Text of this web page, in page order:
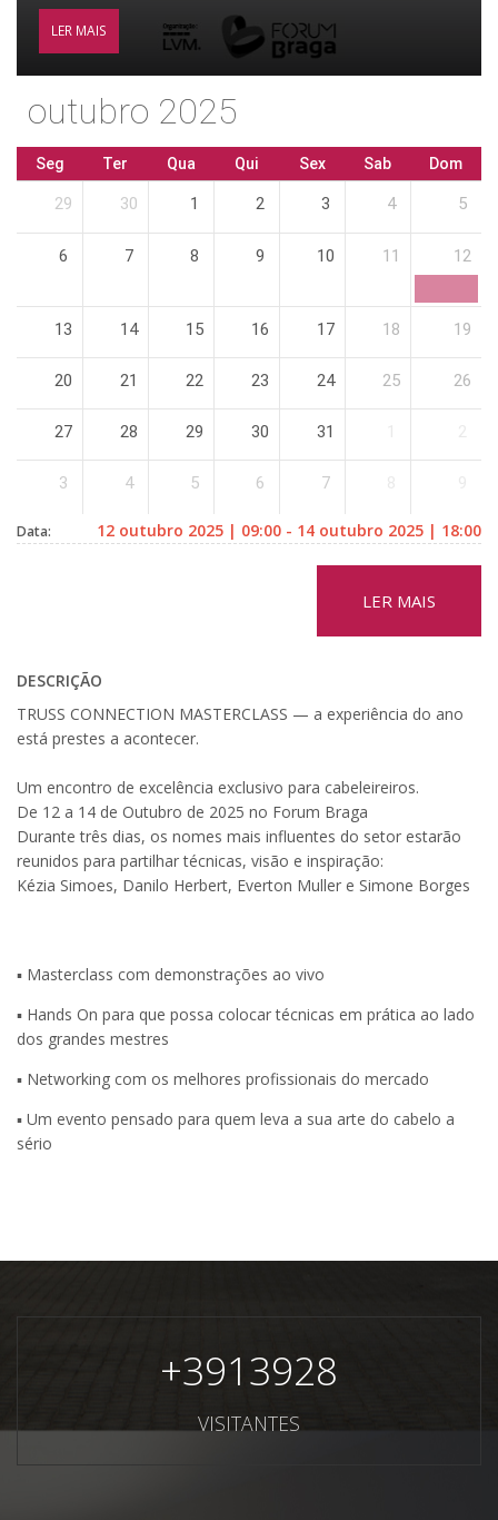
LER MAIS
outubro 2025
Seg Ter Qua Qui Sex Sab Dom
29 30 1 2 3 4 5
6 7 8 9 10 11 12
13 14 15 16 17 18 19
20 21 22 23 24 25 26
27 28 29 30 31
3 4 5 6 7
Data: 12 outubro 2025 | 09:00 - 14 outubro 2025 | 18:00
LER MAIS
DESCRIÇÃO
TRUSS CONNECTION MASTERCLASS — a experiência do ano
está prestes a acontecer.
Um encontro de excelência exclusivo para cabeleireiros.
De 12 a 14 de Outubro de 2025 no Forum Braga
Durante três dias, os nomes mais influentes do setor estarão
reunidos para partilhar técnicas, visão e inspiração:
Kézia Simoes, Danilo Herbert, Everton Muller e Simone Borges
▪️ Masterclass com demonstrações ao vivo
▪️ Hands On para que possa colocar técnicas em prática ao lado
dos grandes mestres
▪️ Networking com os melhores profissionais do mercado
▪️ Um evento pensado para quem leva a sua arte do cabelo a
sério
+3913928
VISITANTES